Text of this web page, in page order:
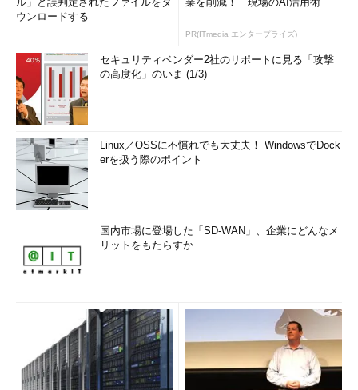
ウンロードする
PR(ITmedia エンタープライズ)
セキュリティベンダー2社のリポートに見る「攻撃
の高度化」のいま (1/3)
Linux／OSSに不慣れでも大丈夫！ WindowsでDock
erを扱う際のポイント
国内市場に登場した「SD-WAN」、企業にどんなメ
リットをもたらすか